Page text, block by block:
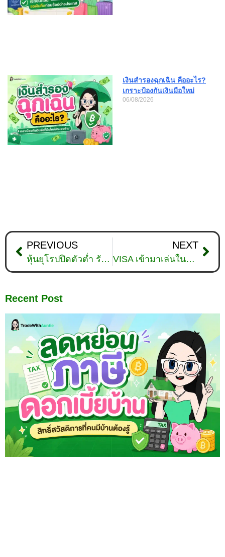
เงินสำรองฉุกเฉิน คืออะไร?
เกราะป้องกันเงินมือใหม่
06/08/2026
PREVIOUS
หุ้นยุโรปปิดตัวต่ำ รับการประชุม FED
NEXT
VISA เข้ามาเล่นในตลาด NFT จะส่งผลกระทบต่อ ETHEREUM อย่างมาก
Recent Post